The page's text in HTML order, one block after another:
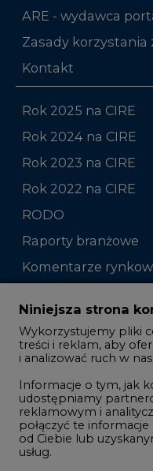
ARE - wydawca
Zasady korzystania
Kontakt
Rok 2025 na CIRE
Rok 2024 na CIRE
Rok 2023 na CIRE
Rok 2022 na CIRE
RODO
Raporty branżowe
Komentarze
Zmiany kadrowe
Studio CIRE
Rozmowy o
Gospodarka
Geopolityka
LTE450
Niniejsza strona
Wykorzystujemy pliki
treści i reklam, aby
i analizować ruch w
Informacje o tym, jak
udostępniamy
reklamowym i
połączyć te
od Ciebie lub
usług.